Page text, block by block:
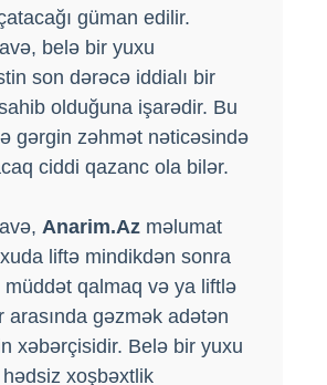
güman edilir.
belə bir yuxu
son dərəcə iddialı bir
olduğuna işarədir. Bu
gərgin zəhmət nəticəsində
ciddi qazanc ola bilər.
Anarim.Az məlumat
liftə mindikdən sonra
müddət qalmaq və ya liftlə
arasında gəzmək adətən
xəbərçisidir. Belə bir yuxu
xoşbəxtlik